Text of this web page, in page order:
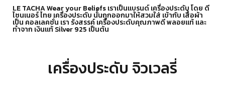
LE TACHA Wear your Beliefs เราเป็นแบรนด์ เครื่องประดับ โดย ดี
ไซนเนอร์ ไทย เครื่องประดับ นั้นถูกออกมาให้สวมใส่ เข้ากับ เสื้อผ้า
เป็น คอลเลคชั่น เรา รังสรรค์ เครื่องประดับคุณภาพดี พลอยแท้ และ
ทำจาก เงินแท้ Silver 925 เป็นต้น
เครื่องประดับ จิวเวลรี่